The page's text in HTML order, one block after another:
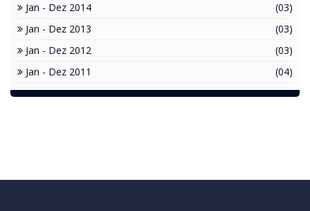
Jan - Dez 2014
(03)
Jan - Dez 2013
(03)
Jan - Dez 2012
(03)
Jan - Dez 2011
(04)